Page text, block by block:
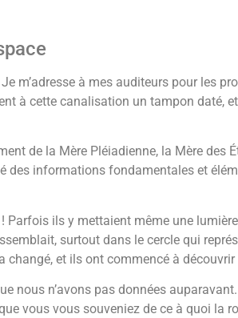
m’adresse à mes auditeurs pour les
à cette canalisation un tampon daté,
de la Mère Pléiadienne, la Mère des
des informations fondamentales et
! Parfois ils y mettaient même une
surtout dans le cercle qui
et ils ont commencé à découvrir
n’avons pas données
vous vous souveniez de ce à quoi la